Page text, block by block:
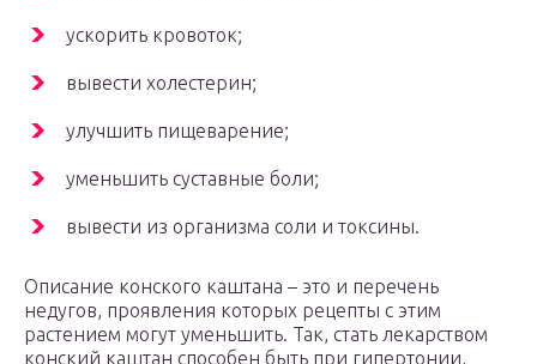
ускорить кровоток;
вывести холестерин;
улучшить пищеварение;
уменьшить суставные боли;
вывести из организма соли и токсины.
Описание конского каштана – это и перечень
недугов, проявления которых рецепты с этим
растением могут уменьшить. Так, стать лекарством
конский каштан способен быть при гипертонии,